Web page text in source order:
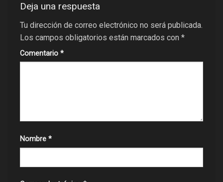
Deja una respuesta
Tu dirección de correo electrónico no será publicada.
Los campos obligatorios están marcados con *
Comentario *
Nombre *